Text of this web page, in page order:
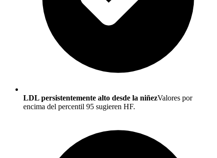
LDL persistentemente alto desde la niñezValores por
encima del percentil 95 sugieren HF.